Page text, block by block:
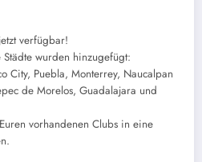
verfügbar!
wurden hinzugefügt:
City, Puebla, Monterrey, Naucalpan
de Morelos, Guadalajara und
vorhandenen Clubs in eine